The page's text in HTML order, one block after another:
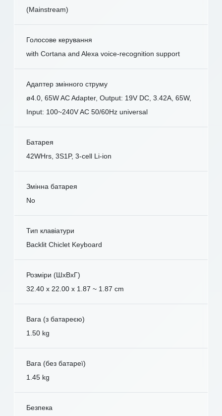
(Mainstream)
Голосове керування
with Cortana and Alexa voice-recognition support
Адаптер змінного струму
ø4.0, 65W AC Adapter, Output: 19V DC, 3.42A, 65W,
Input: 100~240V AC 50/60Hz universal
Батарея
42WHrs, 3S1P, 3-cell Li-ion
Змінна батарея
No
Тип клавіатури
Backlit Chiclet Keyboard
Розміри (ШxВxГ)
32.40 x 22.00 x 1.87 ~ 1.87 cm
Вага (з батареєю)
1.50 kg
Вага (без батареї)
1.45 kg
Безпека